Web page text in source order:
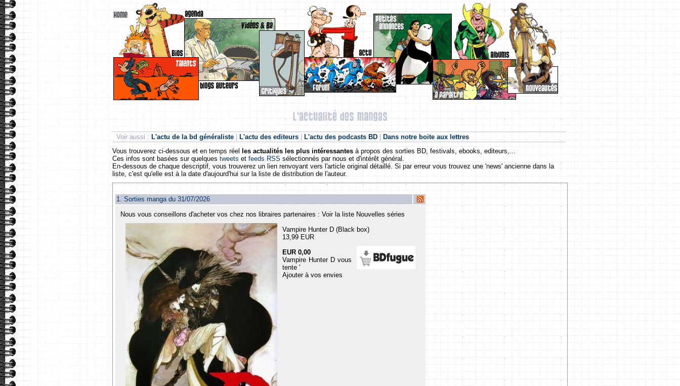
Voir aussi : L'actu de la bd généraliste | L'actu des editeurs | L'actu des podcasts BD | Dans notre boite aux lettres
Vous trouverez ci-dessous et en temps réel les actualités les plus intéressantes à propos des sorties BD, festivals, ebooks, editeurs,...
Ces infos sont basées sur quelques tweets et feeds RSS sélectionnés par nous et d'intérêt général.
En-dessous de chaque descriptif, vous trouverez un lien renvoyant vers l'article original détaillé. Si par erreur vous trouvez une 'news' ancienne dans la
liste, c'est qu'elle est à la date d'aujourd'hui sur la liste de distribution de l'auteur.
1. Sorties manga du 31/07/2026
Nous vous conseillons d'acheter vos chez nos libraires partenaires : Voir la liste Nouvelles séries
Vampire Hunter D (Black box)
13,99 EUR
EUR 0,00
Vampire Hunter D vous
tente '
Ajouter à vos envies